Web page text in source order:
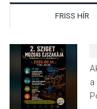
FRISS HÍR
a